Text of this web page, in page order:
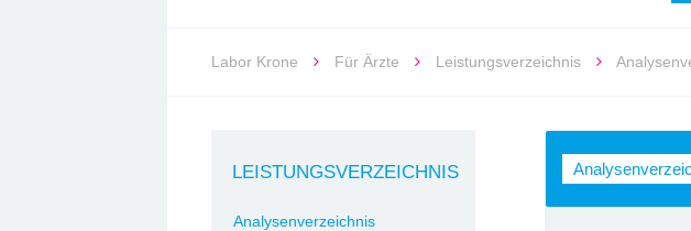
Labor Krone Für Ärzte Leistungsverzeichnis
LEISTUNGSVERZEICHNIS
Analysenverzeichnis